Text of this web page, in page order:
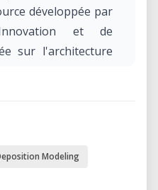
développée par
et de
sur l'architecture
comme la
et l'inclusion
Modeling